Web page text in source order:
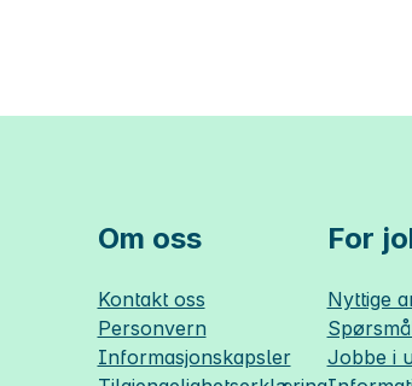
Om oss
Kontakt oss
Personvern
Informasjonskapsler
For
Nyttige
Jobbe i